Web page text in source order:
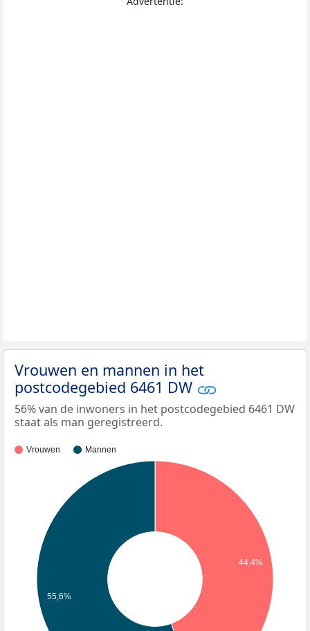
Vrouwen en mannen in het
postcodegebied 6461 DW
56% van de inwoners in het postcodegebied 6461 DW
staat als man geregistreerd.
Vrouwen Mannen
44,4%
55,6%